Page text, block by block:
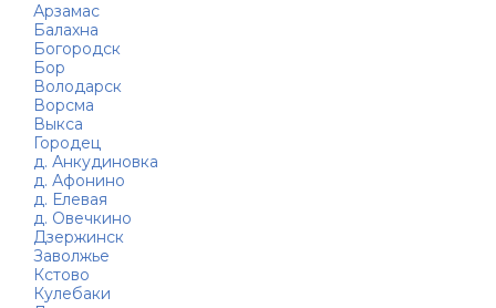
Арзамас
Балахна
Богородск
Бор
Володарск
Ворсма
Выкса
Городец
д. Анкудиновка
д. Афонино
д. Елевая
д. Овечкино
Дзержинск
Заволжье
Кстово
Кулебаки